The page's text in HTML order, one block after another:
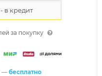
за покупку
— бесплатно